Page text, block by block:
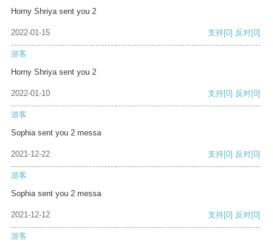
Horny Shriya sent you 2
2022-01-15 支持[0] 反对[0]
游客
Horny Shriya sent you 2
2022-01-10 支持[0] 反对[0]
游客
Sophia sent you 2 messa
2021-12-22 支持[0] 反对[0]
游客
Sophia sent you 2 messa
2021-12-12 支持[0] 反对[0]
游客